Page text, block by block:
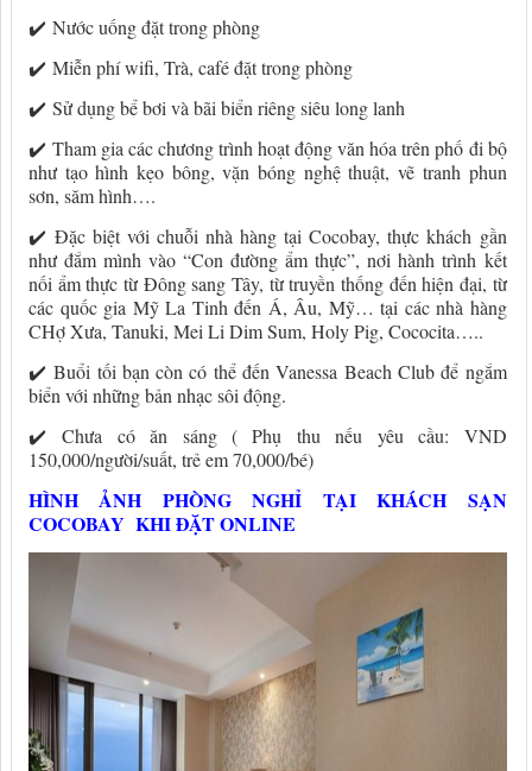
✔️ Nước uống đặt trong phòng
✔️ Miễn phí wifi, Trà, café đặt trong phòng
✔️ Sử dụng bể bơi và bãi biển riêng siêu long lanh
✔️ Tham gia các chương trình hoạt động văn hóa trên phố đi bộ
như tạo hình kẹo bông, vặn bóng nghệ thuật, vẽ tranh phun
sơn, săm hình….
✔️ Đặc biệt với chuỗi nhà hàng tại Cocobay, thực khách gần
như đắm mình vào “Con đường ẩm thực”, nơi hành trình kết
nối ẩm thực từ Đông sang Tây, từ truyền thống đến hiện đại, từ
các quốc gia Mỹ La Tinh đến Á, Âu, Mỹ… tại các nhà hàng
CHợ Xưa, Tanuki, Mei Li Dim Sum, Holy Pig, Cococita…..
✔️ Buổi tối bạn còn có thể đến Vanessa Beach Club để ngắm
biển với những bản nhạc sôi động.
✔️ Chưa có ăn sáng ( Phụ thu nếu yêu cầu: VND
150,000/người/suất, trẻ em 70,000/bé)
HÌNH ẢNH PHÒNG NGHỈ TẠI KHÁCH SẠN
COCOBAY KHI ĐẶT ONLINE